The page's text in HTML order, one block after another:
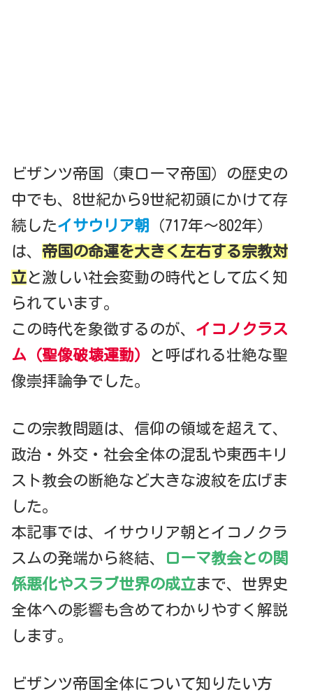
ビザンツ帝国（東ローマ帝国）の歴史の
中でも、8世紀から9世紀初頭にかけて存
続したイサウリア朝
（717年～802年）
は、 帝国の命運を大きく左右する宗教対
立と激しい社会変動の時代として広く知
られています。
この時代を象徴するのが、 イコノクラス
ム（聖像破壊運動）
と呼ばれる壮絶な聖
像崇拝論争でした。
この宗教問題は、信仰の領域を超えて、
政治・外交・社会全体の混乱や東西キリ
スト教会の断絶など大きな波紋を広げま
した。
本記事では、イサウリア朝とイコノクラ
スムの発端から終結、
ローマ教会との関
係悪化やスラブ世界の成立まで、世界史
全体への影響も含めてわかりやすく解説
します。
ビザンツ帝国全体について知りたい方